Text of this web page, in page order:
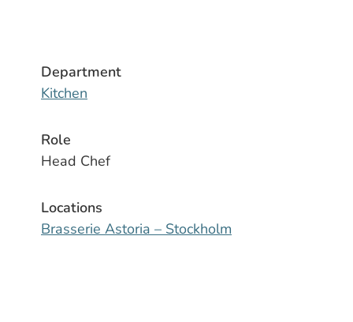
Department
Kitchen
Role
Head Chef
Locations
Brasserie Astoria – Stockholm